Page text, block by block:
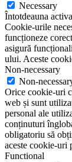
Necessary
Întotdeauna
Cookie-urile
funcționeze
asigură
ului. Aceste
Non-necessary
Non-
Orice cookie-uri
web și sunt
personal ale
conținuturi
obligatoriu să
aceste cookie-uri
Functional